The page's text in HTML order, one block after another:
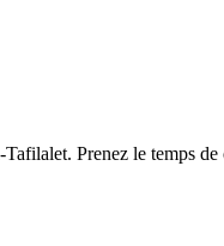
Prenez le temps